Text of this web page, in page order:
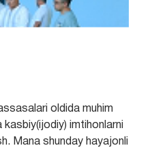
oldida muhim
kasbiy(ijodiy) imtihonlarni
Mana shunday hayajonli